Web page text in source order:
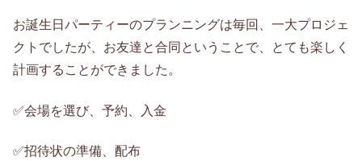
お誕生日パーティーのプランニングは毎回、一大プロジェ
クトでしたが、お友達と合同ということで、とても楽しく
計画することができました。
✅会場を選び、予約、入金
✅招待状の準備、配布